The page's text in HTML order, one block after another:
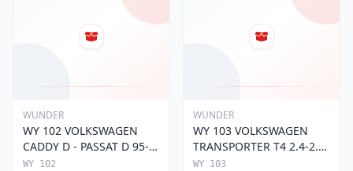
WUNDER
WY 102 VOLKSWAGEN
CADDY D - PASSAT D 95-
01 068 115 561 Yağ
WY 102
WUNDER
WY 103 VOLKSWAGEN
TRANSPORTER T4 2.4-2.5
MOTOR 074 115 561 Yağ
WY 103